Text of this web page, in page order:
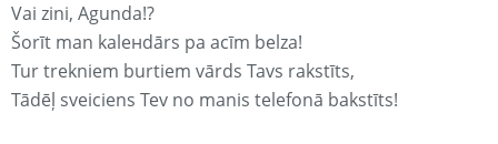
Vai zini, Agunda!?
Šorīt man kaleнdārs pa acīm belza!
Tur trekniem burtiem vārds Tavs rakstīts,
Tādēļ sveiciens Tev no manis telefonā bakstīts!